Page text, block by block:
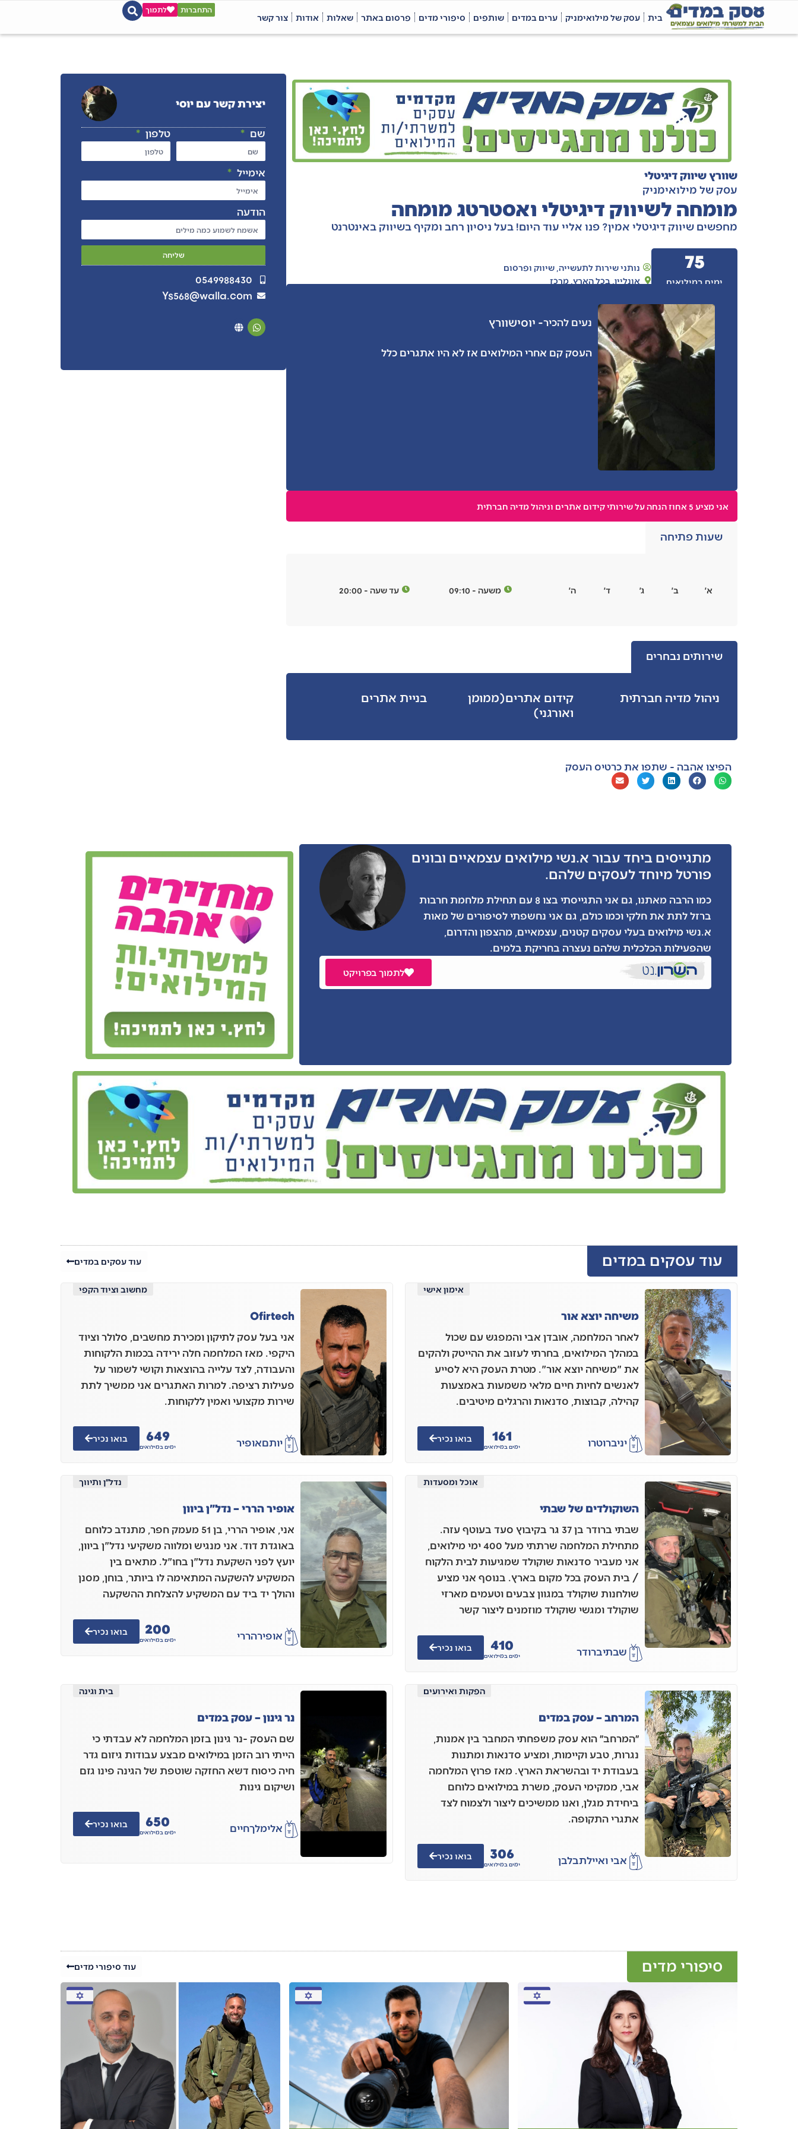
בית עסק של מילואימניק ערים במדים שותפים סיפורי מדים פרסום באתר שאלות אודות צור קשר
התחברות לתמוך
שוורץ שיווק דיגיטלי
עסק של מילואימניק
מומחה לשיווק דיגיטלי ואסטרטג מומחה
מחפשים שיווק דיגיטלי אמין? פנו אליי עוד היום! בעל ניסיון רחב ומקיף בשיווק באינטרנט
נותני שירות לתעשייה שיווק ופרסום
אונליין בכל הארץ מרכז ימים במילואים
75
נעים להכיר- יוסישוורץ
העסק קם אחרי המילואים אז לא היו אתגרים כלל
אני מציע 5 אחוז הנחה על שירותי קידום אתרים וניהול מדיה חברתית
שעות פתיחה
א׳ ב׳ ג׳ ד׳ ה׳ משעה - 09:10 עד שעה - 20:00
שירותים נבחרים
ניהול מדיה חברתית
קידום אתרים(ממומן
ואורגני)
בניית אתרים
הפיצו אהבה - שתפו את כרטיס העסק
יצירת קשר עם יוסי
שם טלפון
אימייל
הודעה
שליחה
0549988430
Ys568@walla.com
מתגייסים ביחד עבור א.נשי מילואים עצמאיים ובונים
פורטל מיוחד לעסקים שלהם.
כמו הרבה מאתנו, גם אני התגייסתי בצו 8 עם תחילת מלחמת חרבות
ברזל לתת את חלקי וכמו כולם, גם אני נחשפתי לסיפורים של מאות
א.נשי מילואים בעלי עסקים קטנים, עצמאיים, מהצפון והדרום,
שהפעילות הכלכלית שלהם נעצרה בחריקת בלמים.
לתמוך בפרויקט
עוד עסקים במדים עוד עסקים במדים
אימון אישי
משיחה יוצא אור
לאחר המלחמה, אובדן אבי והמפגש עם שכול
במהלך המילואים, בחרתי לעזוב את ההייטק ולהקים
את "משיחה יוצא אור". מטרת העסק היא לסייע
לאנשים לחיות חיים מלאי משמעות באמצעות
קהילה, קבוצות, סדנאות והרגלים מיטיבים.
יניברוטרו ימים במילואים
161 בואו נכיר
מחשוב וציוד הקפי
Ofirtech
אני בעל עסק לתיקון ומכירת מחשבים, סלולר וציוד
היקפי. מאז המלחמה חלה ירידה בכמות הלקוחות
והעבודה, לצד עלייה בהוצאות וקושי לשמור על
פעילות רציפה. למרות האתגרים אני ממשיך לתת
שירות מקצועי ואמין ללקוחות.
יותםאופיר ימים במילואים
649 בואו נכיר
אוכל ומסעדות
השוקולדים של שבתי
שבתי ברודר בן 37 גר בקיבוץ סעד בעוטף עזה.
מתחילת המלחמה שרתתי מעל 400 ימי מילואים,
אני מעביר סדנאות שוקולד שמגיעות לבית הלקוח
/ בית העסק בכל מקום בארץ. בנוסף אני מציע
שולחנות שוקולד במגוון צבעים וטעמים מארזי
שוקולד ומגשי שוקולד מוזמנים ליצור קשר
שבתיברודר ימים במילואים
410 בואו נכיר
נדל״ן ותיווך
אופיר הררי – נדל"ן ביוון
אני, אופיר הררי, בן 51 מעמק חפר, מתנדב כלוחם
באוגדת דוד. אני מנגיש ומלווה משקיעי נדל"ן ביוון,
יועץ לפני השקעת נדל"ן בחו"ל. מתאים בין
המשקיע להשקעה המתאימה לו ביותר, בוחן, מסנן
והולך יד ביד עם המשקיע להצלחת ההשקעה
אופירהררי ימים במילואים
200 בואו נכיר
הפקות ואירועים
המרחב – עסק במדים
״המרחב״ הוא עסק משפחתי המחבר בין אמנות,
נגרות, טבע וקיימות, ומציע סדנאות ומתנות
בעבודת יד ובהשראת הארץ. מאז פרוץ המלחמה
אבי, ממקימי העסק, משרת במילואים כלוחם
ביחידת מגלן, ואנו ממשיכים ליצור ולצמוח לצד
אתגרי התקופה.
אבי ואיילתבלבן ימים במילואים
306 בואו נכיר
בית וגינה
נר גינון – עסק במדים
שם העסק -נר גינון בזמן המלחמה לא עבדתי כי
הייתי רוב הזמן במילואים מבצע עבודות גיזום גדר
חיה כיסוח דשא החזקה שוטפת של הגינה פינו גזם
ושיקום גינות
אלימלךחיים ימים במילואים
650 בואו נכיר
סיפורי מדים עוד סיפורי מדים